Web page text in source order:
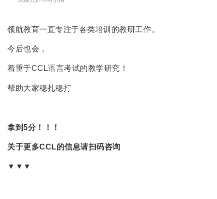
领航教育一直专注于各类培训的教研工作。
今后也会，
着重于CCL语言考试的教学研究！
帮助大家稳扎稳打
拿到5分！！！
关于更多CCL的信息请扫码咨询
▼▼▼